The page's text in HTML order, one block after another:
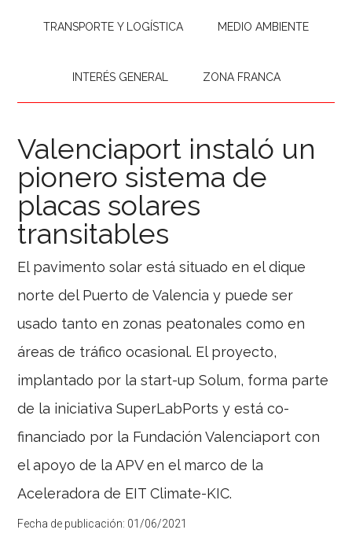
TRANSPORTE Y LOGÍSTICA MEDIO AMBIENTE
INTERÉS GENERAL ZONA FRANCA
Valenciaport instaló un
pionero sistema de
placas solares
transitables
El pavimento solar está situado en el dique
norte del Puerto de Valencia y puede ser
usado tanto en zonas peatonales como en
áreas de tráfico ocasional. El proyecto,
implantado por la start-up Solum, forma parte
de la iniciativa SuperLabPorts y está co-
financiado por la Fundación Valenciaport con
el apoyo de la APV en el marco de la
Aceleradora de EIT Climate-KIC.
Fecha de publicación: 01/06/2021